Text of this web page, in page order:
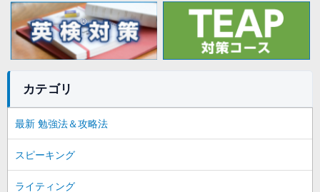
カテゴリ
最新 勉強法＆攻略法
スピーキング
ライティング